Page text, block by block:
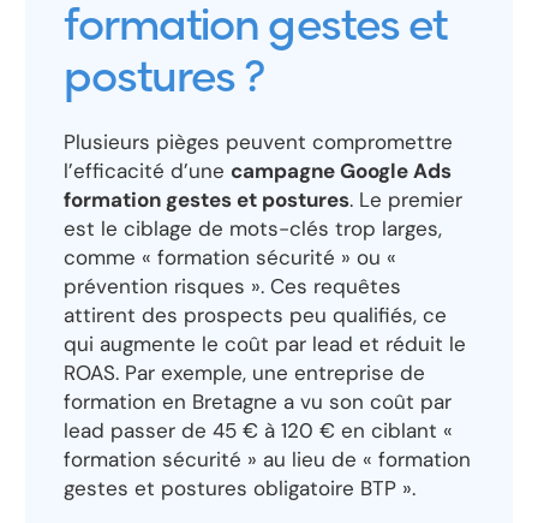
formation gestes et
postures ?
Plusieurs pièges peuvent compromettre
l’efficacité d’une campagne Google Ads
formation gestes et postures. Le premier
est le ciblage de mots-clés trop larges,
comme « formation sécurité » ou «
prévention risques ». Ces requêtes
attirent des prospects peu qualifiés, ce
qui augmente le coût par lead et réduit le
ROAS. Par exemple, une entreprise de
formation en Bretagne a vu son coût par
lead passer de 45 € à 120 € en ciblant «
formation sécurité » au lieu de « formation
gestes et postures obligatoire BTP ».